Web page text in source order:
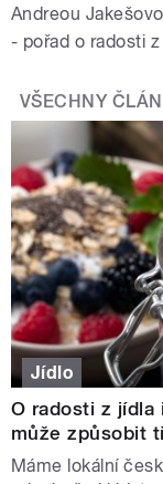
Andreou
- pořad o radosti
VŠECHNY
Jídlo
O radosti z jídla
může způsobit
Máme lokální